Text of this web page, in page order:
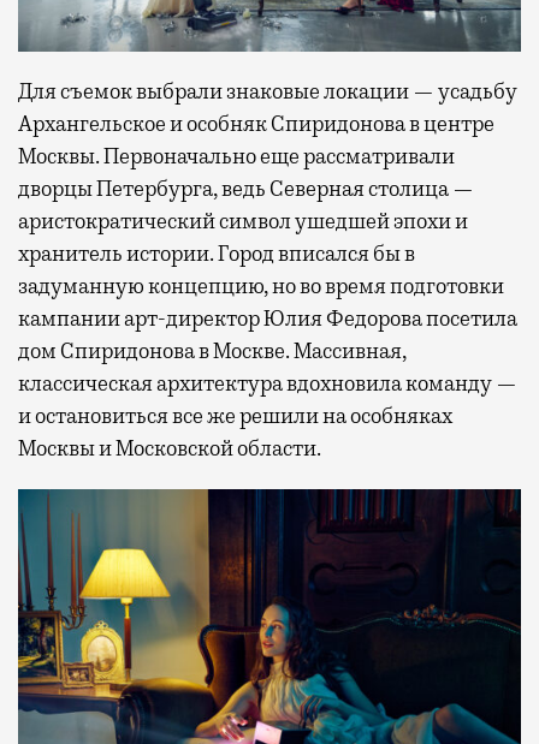
Для съемок выбрали знаковые локации — усадьбу
Архангельское и особняк Спиридонова в центре
Москвы. Первоначально еще рассматривали
дворцы Петербурга, ведь Северная столица —
аристократический символ ушедшей эпохи и
хранитель истории. Город вписался бы в
задуманную концепцию, но во время подготовки
кампании арт-директор Юлия Федорова посетила
дом Спиридонова в Москве. Массивная,
классическая архитектура вдохновила команду —
и остановиться все же решили на особняках
Москвы и Московской области.